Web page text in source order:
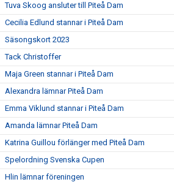
Tuva Skoog ansluter till Piteå Dam
Cecilia Edlund stannar i Piteå Dam
Säsongskort 2023
Tack Christoffer
Maja Green stannar i Piteå Dam
Alexandra lämnar Piteå Dam
Emma Viklund stannar i Piteå Dam
Amanda lämnar Piteå Dam
Katrina Guillou förlänger med Piteå Dam
Spelordning Svenska Cupen
Hlin lämnar föreningen